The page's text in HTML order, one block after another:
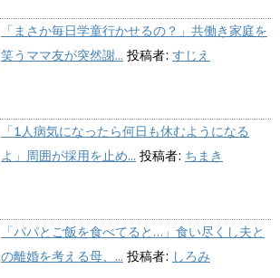
「まさか毎日学童行かせるの？」共働き家庭を
笑うママ友が突然謝... 投稿者: すじえ
「1人病気になったら何日も休むようになる
よ」周囲が採用を止め... 投稿者: ちまき
「パパとご飯を食べてると…」食い尽くし夫と
の離婚を考える母、... 投稿者: しろみ